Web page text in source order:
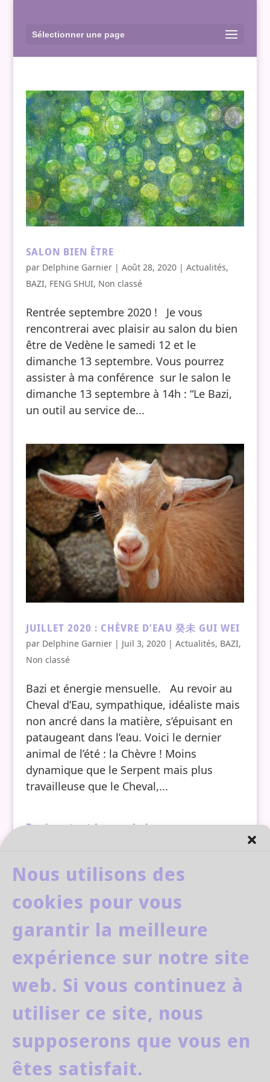
Nous utilisons des
cookies pour vous
garantir la meilleure
expérience sur notre site
web. Si vous continuez à
utiliser ce site, nous
supposerons que vous en
êtes satisfait.
Sélectionner une page
SALON BIEN ÊTRE
par Delphine Garnier| Août 28, 2020| Actualités,
BAZI, FENG SHUI, Non classé
Rentrée septembre 2020 ! Je vous
rencontrerai avec plaisir au salon du bien
être de Vedène le samedi 12 et le
dimanche 13 septembre. Vous pourrez
assister à ma conférence sur le salon le
dimanche 13 septembre à 14h : “Le Bazi,
un outil au service de...
JUILLET 2020 : CHÈVRE D’EAU 癸未 GUI WEI
par Delphine Garnier| Juil 3, 2020| Actualités, BAZI,
Non classé
Bazi et énergie mensuelle. Au revoir au
Cheval d’Eau, sympathique, idéaliste mais
non ancré dans la matière, s’épuisant en
pataugeant dans l’eau. Voici le dernier
animal de l’été : la Chèvre ! Moins
dynamique que le Serpent mais plus
travailleuse que le Cheval,...
Bonjour tout le monde !
Bienvenue sur WordPress. Ceci est votre
puis commencez à écrire !
facebook
youtube
Delphine Garnier